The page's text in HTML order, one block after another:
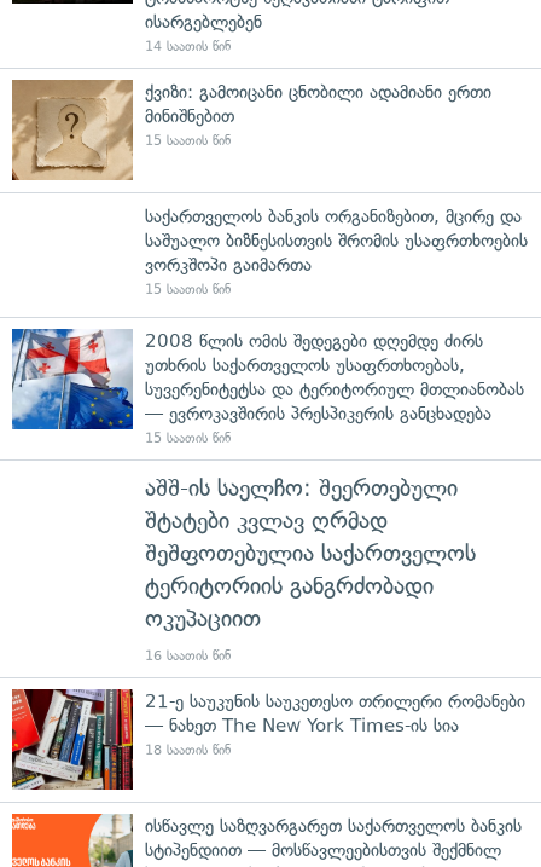
ისარგებლებენ
14 საათის წინ
ქვიზი: გამოიცანი ცნობილი ადამიანი ერთი
მინიშნებით
15 საათის წინ
საქართველოს ბანკის ორგანიზებით, მცირე და
საშუალო ბიზნესისთვის შრომის უსაფრთხოების
ვორკშოპი გაიმართა
15 საათის წინ
2008 წლის ომის შედეგები დღემდე ძირს
უთხრის საქართველოს უსაფრთხოებას,
სუვერენიტეტსა და ტერიტორიულ მთლიანობას
— ევროკავშირის პრესპიკერის განცხადება
15 საათის წინ
აშშ-ის საელჩო: შეერთებული
შტატები კვლავ ღრმად
შეშფოთებულია საქართველოს
ტერიტორიის განგრძობადი
ოკუპაციით
16 საათის წინ
21-ე საუკუნის საუკეთესო თრილერი რომანები
— ნახეთ The New York Times-ის სია
18 საათის წინ
ისწავლე საზღვარგარეთ საქართველოს ბანკის
სტიპენდიით — მოსწავლეებისთვის შექმნილ